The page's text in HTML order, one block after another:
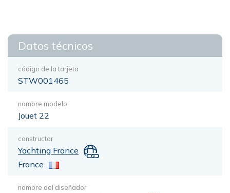
Datos técnicos
código de la tarjeta
STW001465
nombre modelo
Jouet 22
constructor
Yachting France
France
nombre del diseñador